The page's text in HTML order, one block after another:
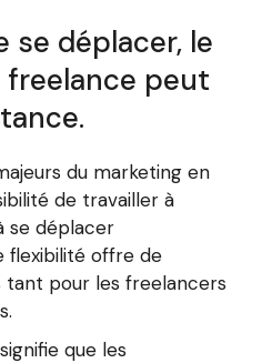
se déplacer, le
peut
du marketing en
de travailler à
se déplacer
flexibilité offre de
pour les freelancers
que les